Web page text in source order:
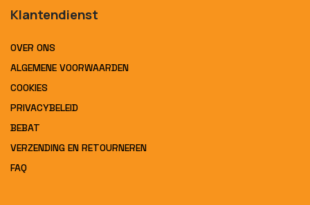
Klantendienst
OVER ONS
ALGEMENE VOORWAARDEN
COOKIES
PRIVACYBELEID
BEBAT
VERZENDING EN RETOURNEREN
FAQ